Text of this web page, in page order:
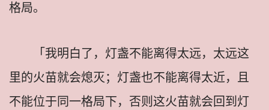
格局。
「我明白了，灯盏不能离得太远，太远这
里的火苗就会熄灭；灯盏也不能离得太近，且
不能位于同一格局下，否则这火苗就会回到灯